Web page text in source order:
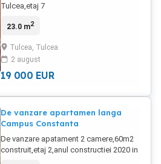
Tulcea,etaj 7
23m2
23.0 m2
Tulcea, Tulcea
2 august
19 000 EUR
De vanzare apartamen langa
Campus Constanta
De vanzare apatament 2 camere,60m2
construit,etaj 2,anul constructiei 2020 in